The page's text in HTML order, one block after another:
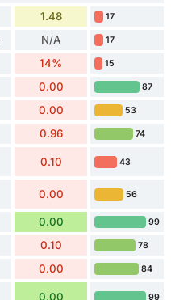
1.48 17
N/A 17
14% 15
0.00 87
0.00 53
0.96 74
0.10 43
0.00 56
0.00 99
0.10 78
0.00 84
0.00 99